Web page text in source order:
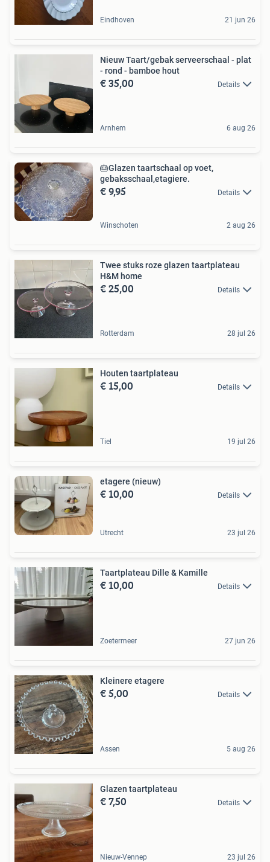
Eindhoven 21 jun 26
Nieuw Taart/gebak serveerschaal - plat
- rond - bamboe hout
€ 35,00 Details
Arnhem 6 aug 26
🎂Glazen taartschaal op voet,
gebaksschaal,etagiere.
€ 9,95 Details
Winschoten 2 aug 26
Twee stuks roze glazen taartplateau
H&M home
€ 25,00 Details
Rotterdam 28 jul 26
Houten taartplateau
€ 15,00 Details
Tiel 19 jul 26
etagere (nieuw)
€ 10,00 Details
Utrecht 23 jul 26
Taartplateau Dille & Kamille
€ 10,00 Details
Zoetermeer 27 jun 26
Kleinere etagere
€ 5,00 Details
Assen 5 aug 26
Glazen taartplateau
€ 7,50 Details
Nieuw-Vennep 23 jul 26